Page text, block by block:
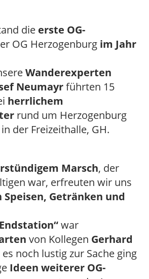
die erste OG-
OG Herzogenburg im Jahr
Wanderexperten
Neumayrführten 15
herrlichem
rund um Herzogenburg
der Freizeithalle, GH.
Marsch, der
war, erfreuten wir uns
Getränken und
war
von Kollegen Gerhard
es noch lustig zur Sache ging
Ideen weiterer OG-